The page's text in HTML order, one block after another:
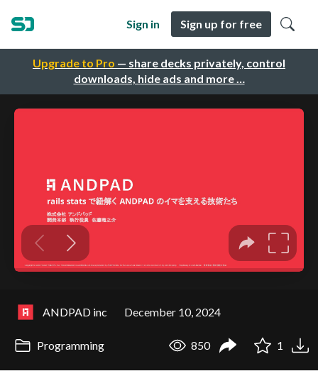
Upgrade to Pro — share decks privately, control
downloads, hide ads and more …
Sign in Sign up for free
ANDPAD inc December 10, 2024
Programming 850 1